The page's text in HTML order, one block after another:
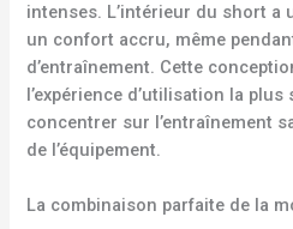
intenses. L’intérieur du short a
un confort accru, même
d’entraînement. Cette
l’expérience d’utilisation la
concentrer sur l’entraînement
de l’équipement.
La combinaison parfaite de la